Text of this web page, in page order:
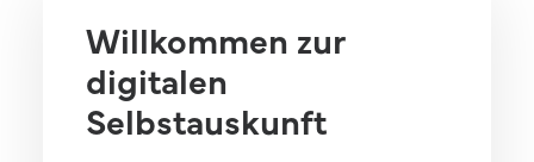
Willkommen zur
digitalen
Selbstauskunft